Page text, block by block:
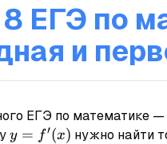
ЕГЭ по
и
ЕГЭ по математике —
y=f'(x)
y = f′(x) нужно найти